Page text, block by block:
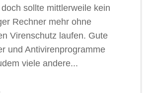
sollte mittlerweile kein
Rechner mehr ohne
Virenschutz laufen. Gute
und Antivirenprogramme
viele andere...